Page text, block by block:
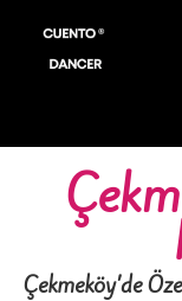
Çekmeköy’de